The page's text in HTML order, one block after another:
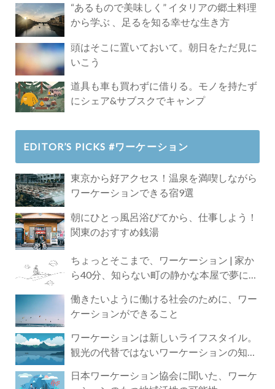
“あるもので美味しく” イタリアの郷土料理
から学ぶ 、足るを知る幸せな生き方
頭はそこに置いておいて。朝日をただ見に
いこう
道具も車も買わずに借りる。モノを持たず
にシェア&サブスクでキャンプ
EDITOR’S PICKS #ワーケーション
東京から好アクセス！温泉を満喫しながら
ワーケーションできる宿9選
朝にひとっ風呂浴びてから、仕事しよう！
関東のおすすめ銭湯
ちょっとそこまで、ワーケーション | 家か
ら40分、知らない町の静かな本屋で夢に近
働きたいように働ける社会のために、ワー
ケーションができること
ワーケーションは新しいライフスタイル。
観光の代替ではないワーケーションの知ら
日本ワーケーション協会に聞いた、ワーケ